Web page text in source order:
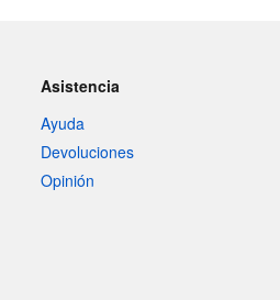
Asistencia
Ayuda
Devoluciones
Opinión